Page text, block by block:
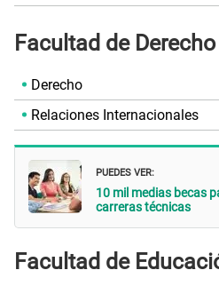
Facultad de Derecho
Derecho
Relaciones Internacionales
PUEDES VER:
10 mil medias becas
carreras técnicas
Facultad de